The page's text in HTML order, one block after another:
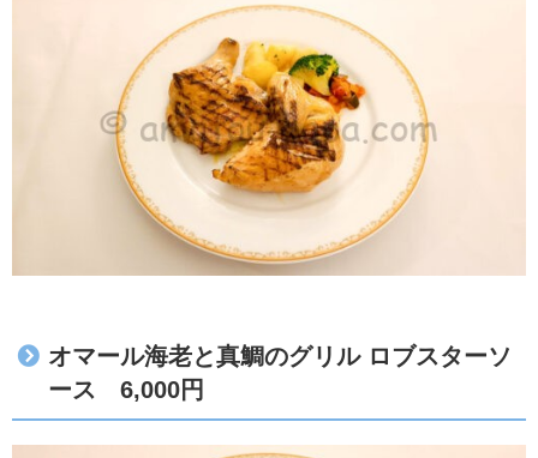
オマール海老と真鯛のグリル ロブスターソ
ース 6,000円